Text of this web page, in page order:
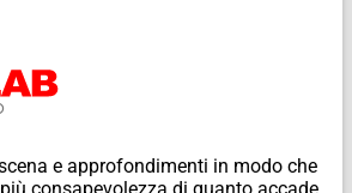
e approfondimenti in modo che